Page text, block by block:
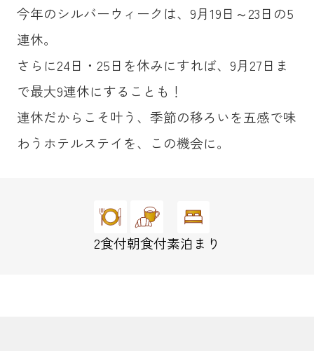
今年のシルバーウィークは、9月19日～23日の5
連休。
さらに24日・25日を休みにすれば、9月27日ま
で最大9連休にすることも！
連休だからこそ叶う、季節の移ろいを五感で味
わうホテルステイを、この機会に。
2食付朝食付素泊まり